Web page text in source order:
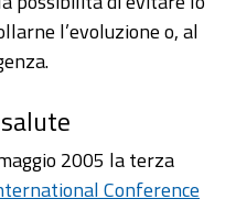
l’evoluzione o, al
2005 la terza
Conference